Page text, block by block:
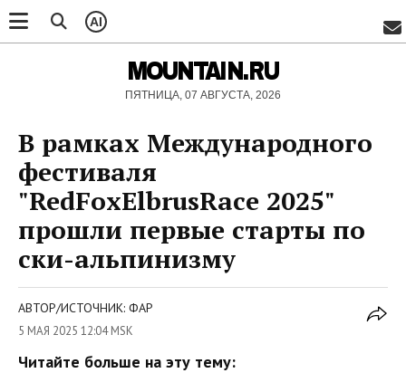
AI
MOUNTAIN.RU
ПЯТНИЦА, 07 АВГУСТА, 2026
В рамках Международного
фестиваля
"RedFoxElbrusRace 2025"
прошли первые старты по
ски-альпинизму
АВТОР/ИСТОЧНИК: ФАР
5 МАЯ 2025 12:04 MSK
Читайте больше на эту тему: